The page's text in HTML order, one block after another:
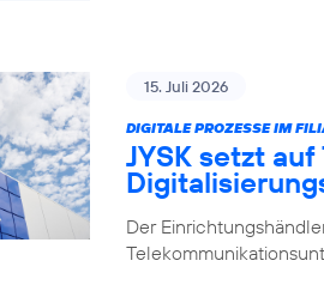
15. Juli 2026
DIGITALE PROZESSE IM
JYSK setzt
Der